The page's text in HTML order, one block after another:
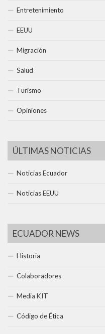
Entretenimiento
EEUU
Migración
Salud
Turismo
Opiniones
ÚLTIMAS NOTICIAS
Noticias Ecuador
Noticias EEUU
ECUADOR NEWS
Historia
Colaboradores
Media KIT
Código de Ética